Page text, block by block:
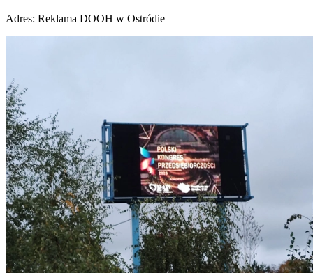
Adres: Reklama DOOH w Ostródie